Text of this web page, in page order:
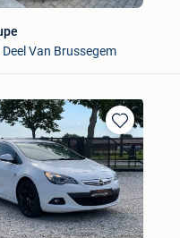
Deel Van Brussegem
Bewaren
in
Mijn
Favorieten